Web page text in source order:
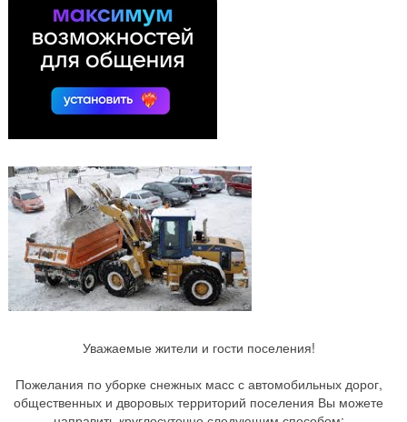
Уважаемые жители и гости поселения!
Пожелания по уборке снежных масс с автомобильных дорог,
общественных и дворовых территорий поселения Вы можете